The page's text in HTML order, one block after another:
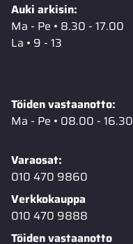
Auki arkisin:
Ma - Pe • 8.30 - 17.00
La • 9 - 13
Töiden vastaanotto:
Ma - Pe • 08.00 - 16.30
Varaosat:
010 470 9860
Verkkokauppa
010 470 9888
Töiden vastaanotto